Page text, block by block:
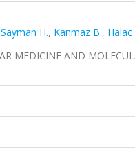
Sayman H., Kanmaz B., Halac
MEDICINE AND